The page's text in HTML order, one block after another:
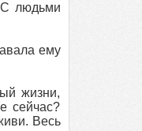
С людьми
ему
жизни,
сейчас?
Весь